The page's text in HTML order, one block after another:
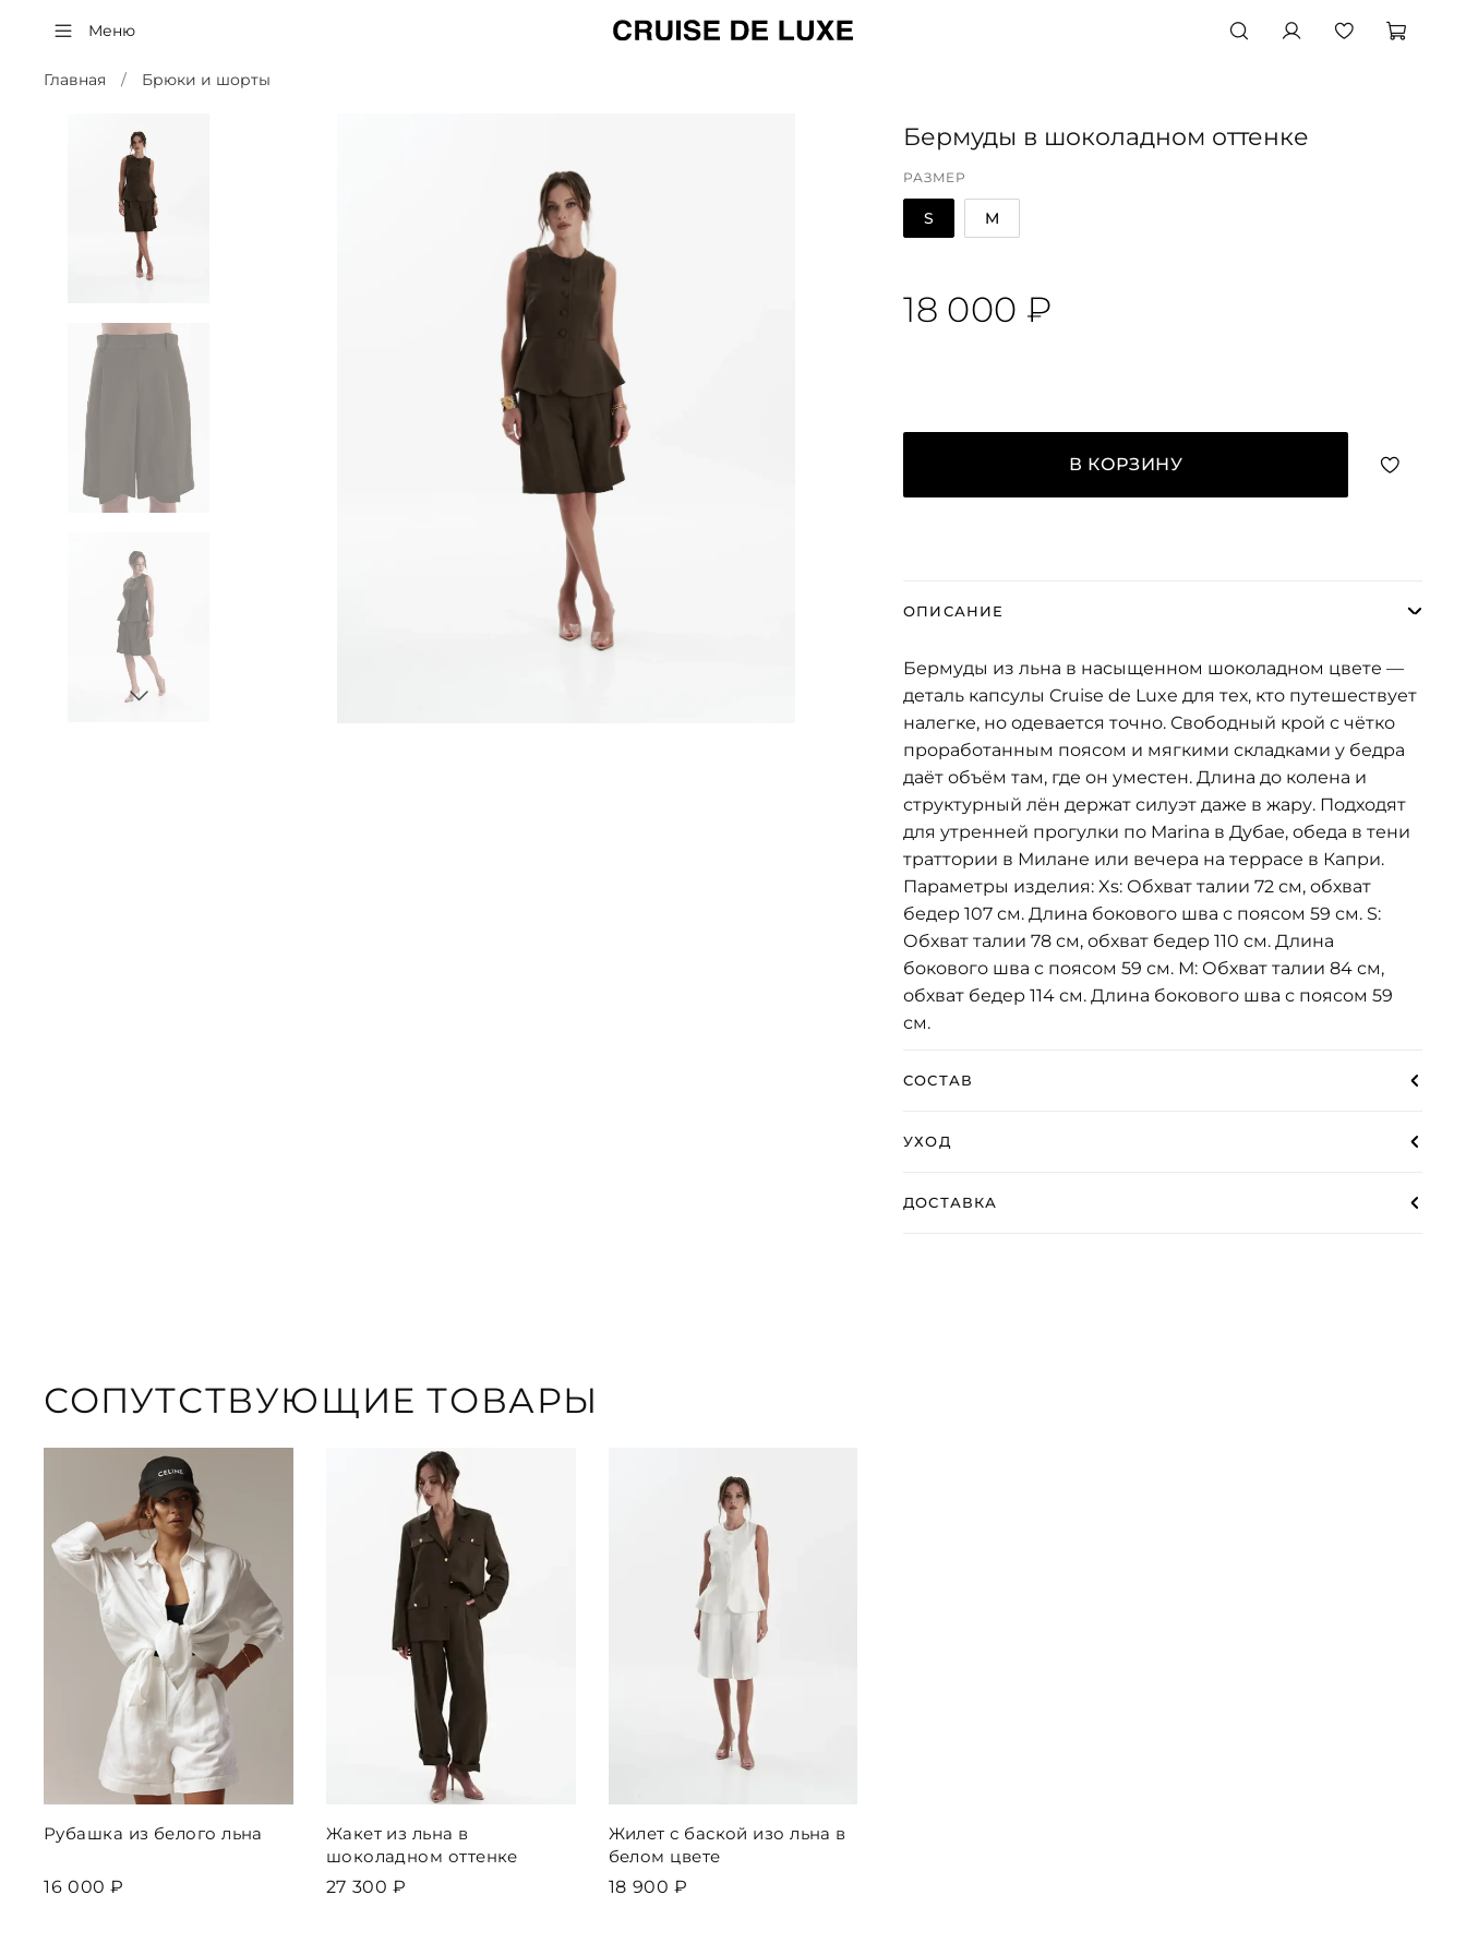
Меню
Главная Брюки и шорты
Бермуды в шоколадном оттенке
РАЗМЕР
S M
18 000 ₽
В КОРЗИНУ
ОПИСАНИЕ
Бермуды из льна в насыщенном шоколадном цвете —
деталь капсулы Cruise de Luxe для тех, кто путешествует
налегке, но одевается точно. Свободный крой с чётко
проработанным поясом и мягкими складками у бедра
даёт объём там, где он уместен. Длина до колена и
структурный лён держат силуэт даже в жару. Подходят
для утренней прогулки по Marina в Дубае, обеда в тени
траттории в Милане или вечера на террасе в Капри.
Параметры изделия: Xs: Обхват талии 72 см, обхват
бедер 107 см. Длина бокового шва с поясом 59 см. S:
Обхват талии 78 см, обхват бедер 110 см. Длина
бокового шва с поясом 59 см. М: Обхват талии 84 см,
обхват бедер 114 см. Длина бокового шва с поясом 59
см.
СОСТАВ
УХОД
ДОСТАВКА
СОПУТСТВУЮЩИЕ ТОВАРЫ
Рубашка из белого льна
16 000 ₽
Жакет из льна в
шоколадном оттенке
27 300 ₽
Жилет с баской изо льна в
белом цвете
18 900 ₽